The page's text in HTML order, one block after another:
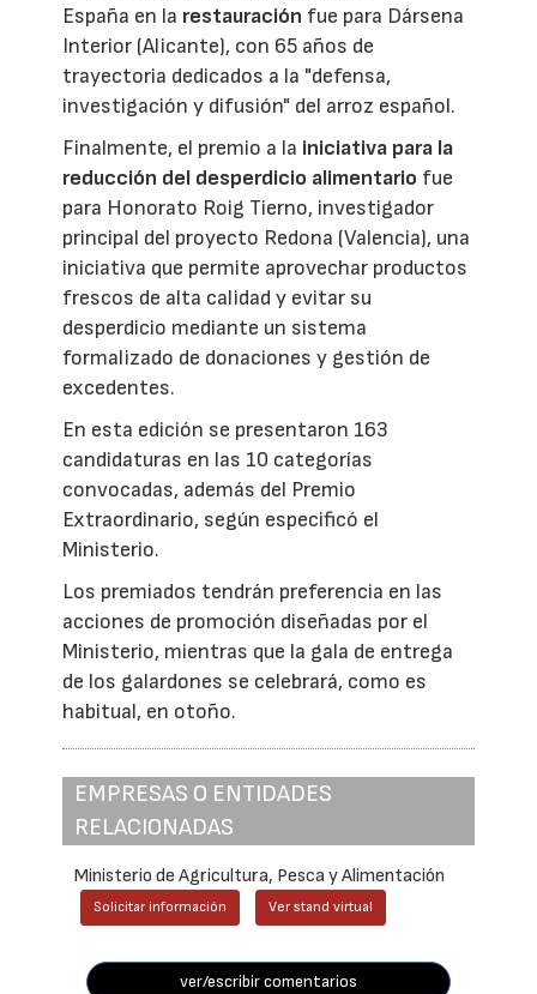
España en la restauración fue para Dársena
Interior (Alicante), con 65 años de
trayectoria dedicados a la "defensa,
investigación y difusión" del arroz español.
Finalmente, el premio a la iniciativa para la
reducción del desperdicio alimentario fue
para Honorato Roig Tierno, investigador
principal del proyecto Redona (Valencia), una
iniciativa que permite aprovechar productos
frescos de alta calidad y evitar su
desperdicio mediante un sistema
formalizado de donaciones y gestión de
excedentes.
En esta edición se presentaron 163
candidaturas en las 10 categorías
convocadas, además del Premio
Extraordinario, según especificó el
Ministerio.
Los premiados tendrán preferencia en las
acciones de promoción diseñadas por el
Ministerio, mientras que la gala de entrega
de los galardones se celebrará, como es
habitual, en otoño.
EMPRESAS O ENTIDADES
RELACIONADAS
Ministerio de Agricultura, Pesca y Alimentación
Solicitar información Ver stand virtual
ver/escribir comentarios